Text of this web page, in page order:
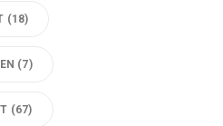
(18)
(7)
(67)